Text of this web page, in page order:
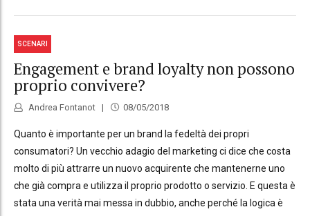
SCENARI
Engagement e brand loyalty non possono
proprio convivere?
Andrea Fontanot 08/05/2018
Quanto è importante per un brand la fedeltà dei propri
consumatori? Un vecchio adagio del marketing ci dice che costa
molto di più attrarre un nuovo acquirente che mantenerne uno
che già compra e utilizza il proprio prodotto o servizio. E questa è
stata una verità mai messa in dubbio, anche perché la logica è